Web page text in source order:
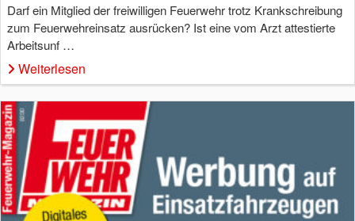
Darf ein Mitglied der freiwilligen Feuerwehr trotz Krankschreibung
zum Feuerwehreinsatz ausrücken? Ist eine vom Arzt attestierte
Arbeitsunf …
Weiterlesen